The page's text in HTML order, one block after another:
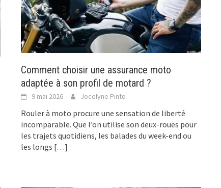
Comment choisir une assurance moto
adaptée à son profil de motard ?
9 mai 2026 Jocelyne Pinto
Rouler à moto procure une sensation de liberté
incomparable. Que l’on utilise son deux-roues pour
les trajets quotidiens, les balades du week-end ou
les longs […]